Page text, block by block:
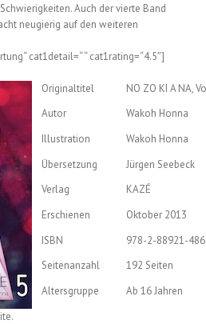
Auch der vierte Band
neugierig auf den weiteren
cat1detail=“ “ cat1rating=“4.5″]
Originaltitel
NO ZO KI A NA,
Autor
Wakoh Honna
Illustration
Wakoh Honna
Übersetzung
Jürgen Seebeck
Verlag
KAZÉ
Erschienen
Oktober 2013
ISBN
978-2-88921-
Seitenanzahl
192 Seiten
Altersgruppe
Ab 16 Jahren